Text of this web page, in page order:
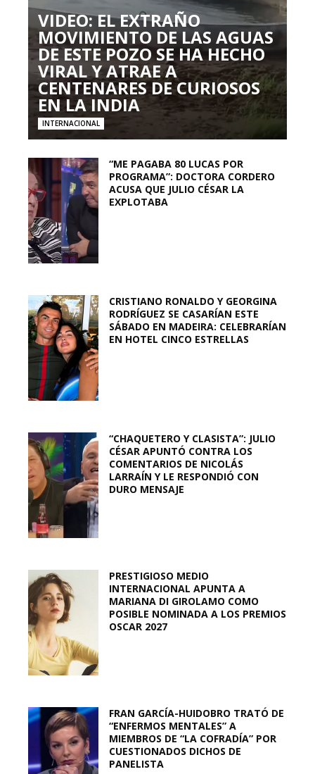
VIDEO: EL EXTRAÑO
MOVIMIENTO DE LAS AGUAS
DE ESTE POZO SE HA HECHO
VIRAL Y ATRAE A
CENTENARES DE CURIOSOS
EN LA INDIA
INTERNACIONAL
“ME PAGABA 80 LUCAS POR
PROGRAMA”: DOCTORA CORDERO
ACUSA QUE JULIO CÉSAR LA
EXPLOTABA
CRISTIANO RONALDO Y GEORGINA
RODRÍGUEZ SE CASARÍAN ESTE
SÁBADO EN MADEIRA: CELEBRARÍAN
EN HOTEL CINCO ESTRELLAS
“CHAQUETERO Y CLASISTA”: JULIO
CÉSAR APUNTÓ CONTRA LOS
COMENTARIOS DE NICOLÁS
LARRAÍN Y LE RESPONDIÓ CON
DURO MENSAJE
PRESTIGIOSO MEDIO
INTERNACIONAL APUNTA A
MARIANA DI GIROLAMO COMO
POSIBLE NOMINADA A LOS PREMIOS
OSCAR 2027
FRAN GARCÍA-HUIDOBRO TRATÓ DE
“ENFERMOS MENTALES” A
MIEMBROS DE “LA COFRADÍA” POR
CUESTIONADOS DICHOS DE
PANELISTA